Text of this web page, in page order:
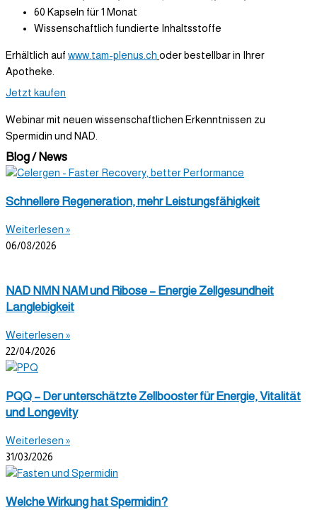
60 Kapseln für 1 Monat
Wissenschaftlich fundierte Inhaltsstoffe
Erhältlich auf www.tam-plenus.ch oder bestellbar in Ihrer
Apotheke.
Jetzt kaufen
Webinar mit neuen wissenschaftlichen Erkenntnissen zu
Spermidin und NAD.​
Blog / News
Schnellere Regeneration, mehr Leistungsfähigkeit
Weiterlesen »
06/08/2026
NAD NMN NAM und Ribose – Energie Zellgesundheit
Langlebigkeit
Weiterlesen »
22/04/2026
PQQ – Der unterschätzte Zellbooster für Energie, Vitalität
und Longevity
Weiterlesen »
31/03/2026
Welche Wirkung hat Spermidin?